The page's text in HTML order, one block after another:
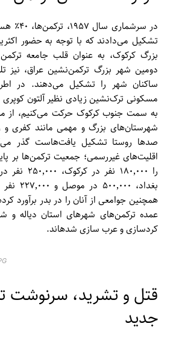
در
تشکیل می‌دادند که با توجه به حضور
بزرگ کرکوک، به عنوان قلب جامعه
ساکنان شهر را تشکیل می‌دهند. در
مسکونی ترک‌نشین زیادی نظیر آلتون
به سمت جنوب کرکوک حرکت می‌کنیم، از
شهرستان‌‌های بزرگ و مهمی مانند کفری و
صد‌ها روستا تشکیل یافت‌هاست گذر
اقلیت‌‌های غیررسمی؛ جمعیت ترکمن‌‌ها بر
بغداد،
همچنین جوامعی از آنان را در بدر برآورد
عمده ترکمن‌های شهر‌های استان دیاله
کردسازی و عرب سازی شد‌هاند.
قتل و تشرید، سرنوشت
جدید